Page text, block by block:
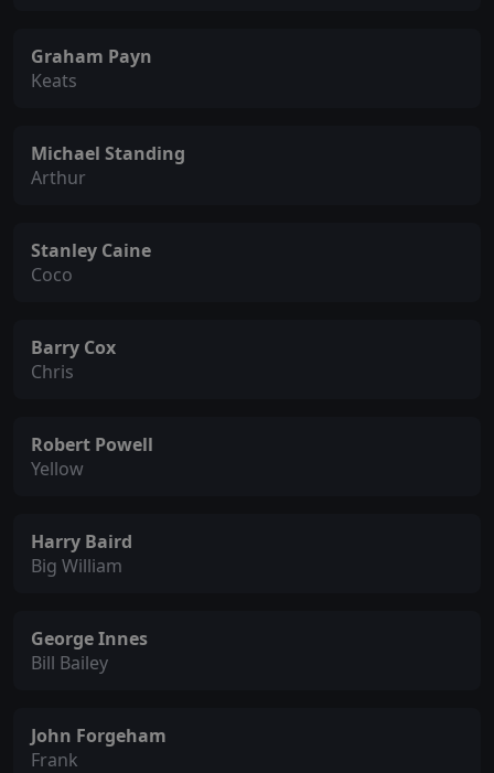
Graham Payn
Keats
Michael Standing
Arthur
Stanley Caine
Coco
Barry Cox
Chris
Robert Powell
Yellow
Harry Baird
Big William
George Innes
Bill Bailey
John Forgeham
Frank